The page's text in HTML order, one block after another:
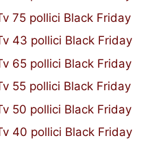
75 pollici Black Friday
43 pollici Black Friday
65 pollici Black Friday
55 pollici Black Friday
50 pollici Black Friday
40 pollici Black Friday